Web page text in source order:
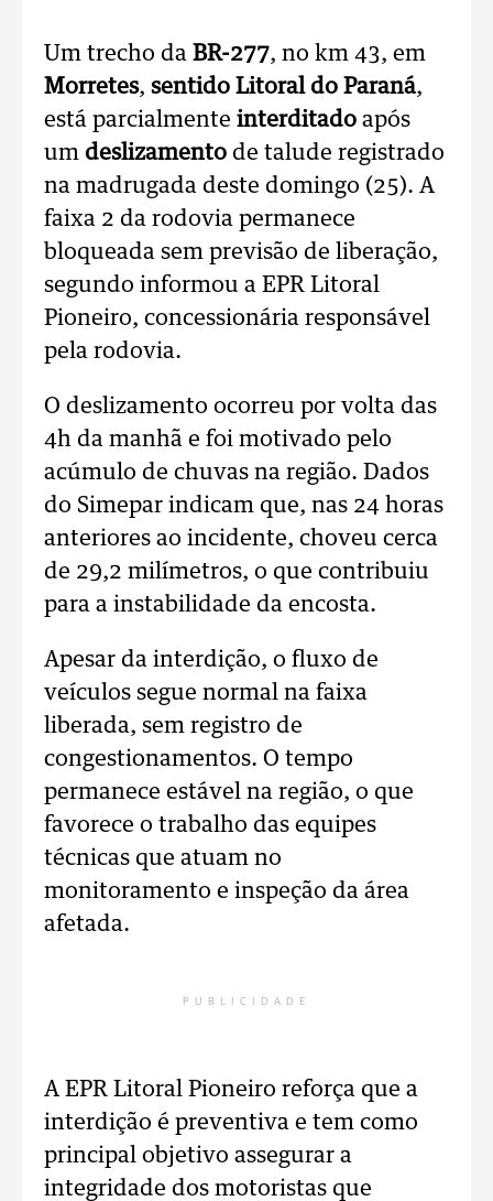
Um trecho da BR-277, no km 43, em
Morretes, sentido Litoral do Paraná,
está parcialmente interditado após
um deslizamento de talude registrado
na madrugada deste domingo (25). A
faixa 2 da rodovia permanece
bloqueada sem previsão de liberação,
segundo informou a EPR Litoral
Pioneiro, concessionária responsável
pela rodovia.
O deslizamento ocorreu por volta das
4h da manhã e foi motivado pelo
acúmulo de chuvas na região. Dados
do Simepar indicam que, nas 24 horas
anteriores ao incidente, choveu cerca
de 29,2 milímetros, o que contribuiu
para a instabilidade da encosta.
Apesar da interdição, o fluxo de
veículos segue normal na faixa
liberada, sem registro de
congestionamentos. O tempo
permanece estável na região, o que
favorece o trabalho das equipes
técnicas que atuam no
monitoramento e inspeção da área
afetada.
PUBLICIDADE
A EPR Litoral Pioneiro reforça que a
interdição é preventiva e tem como
principal objetivo assegurar a
integridade dos motoristas que